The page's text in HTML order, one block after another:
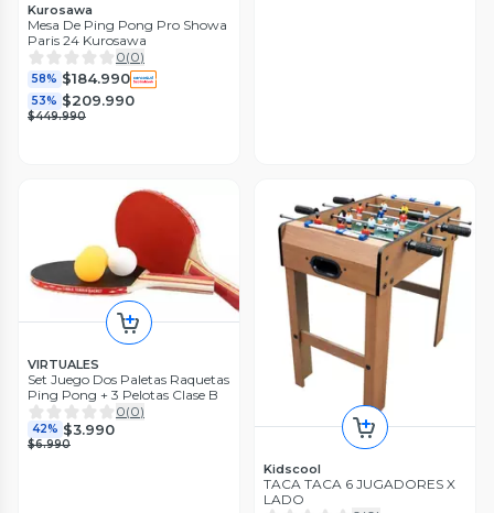
Kurosawa
Mesa De Ping Pong Pro Showa
Paris 24 Kurosawa
0(0)
58% $184.990
53% $209.990
$449.990
VIRTUALES
Set Juego Dos Paletas Raquetas
Ping Pong + 3 Pelotas Clase B
0(0)
42% $3.990
$6.990
Kidscool
TACA TACA 6 JUGADORES X
LADO